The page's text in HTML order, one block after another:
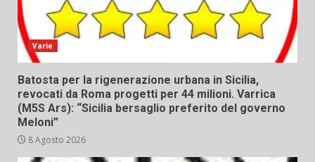
Varie
Batosta per la rigenerazione urbana in Sicilia,
revocati da Roma progetti per 44 milioni. Varrica
(M5S Ars): “Sicilia bersaglio preferito del governo
Meloni”
8 Agosto 2026